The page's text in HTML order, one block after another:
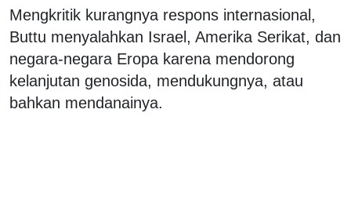
Mengkritik kurangnya respons internasional,
Buttu menyalahkan Israel, Amerika Serikat, dan
negara-negara Eropa karena mendorong
kelanjutan genosida, mendukungnya, atau
bahkan mendanainya.